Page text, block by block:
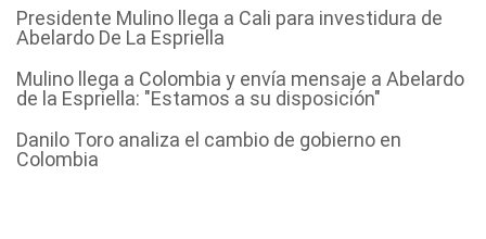
Presidente Mulino llega a Cali para investidura de
Abelardo De La Espriella
Mulino llega a Colombia y envía mensaje a Abelardo
de la Espriella: "Estamos a su disposición"
Danilo Toro analiza el cambio de gobierno en
Colombia